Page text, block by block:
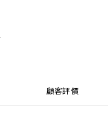
顧客評價